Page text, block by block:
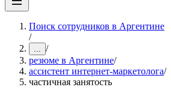
Поиск сотрудников в Аргентине
/
... /
резюме в Аргентине/
ассистент интернет-маркетолога/
частичная занятость